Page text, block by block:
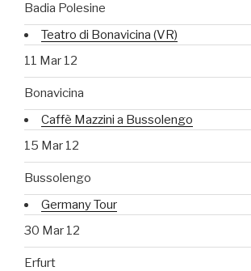
Badia Polesine
Teatro di Bonavicina (VR)
11 Mar 12
Bonavicina
Caffè Mazzini a Bussolengo
15 Mar 12
Bussolengo
Germany Tour
30 Mar 12
Erfurt